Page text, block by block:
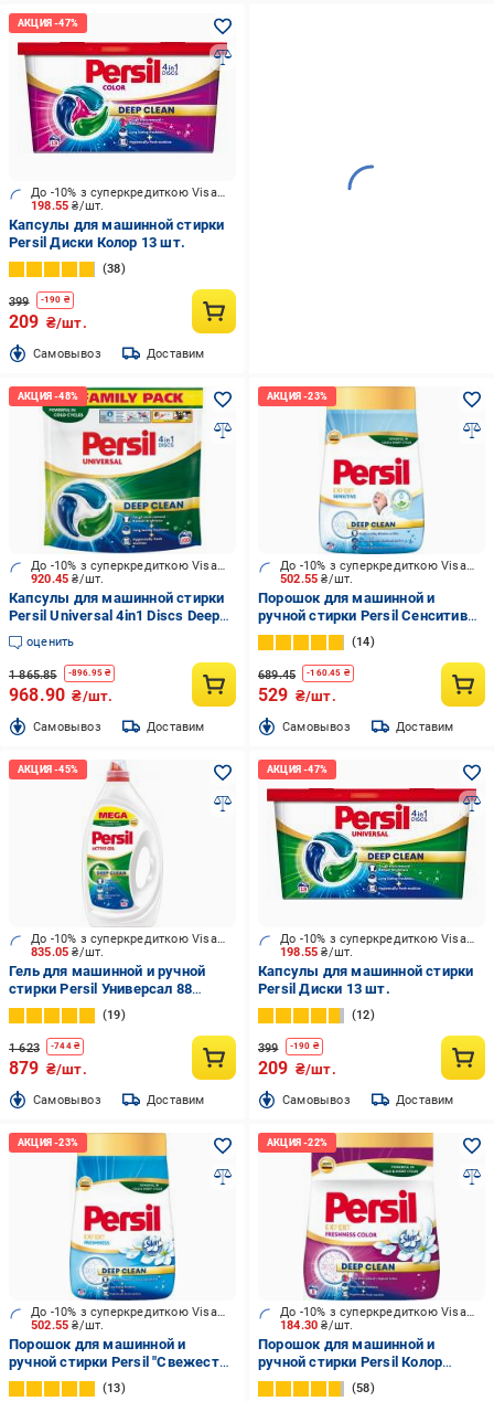
198.55₴/шт.
До -10% з суперкредиткою Visa Вигода
Капсулы для машинной стирки
Persil Диски Колор 13 шт.
38
399 -190 ₴
209 ₴/шт.
Cамовывоз Доставим
920.45₴/шт.
До -10% з суперкредиткою Visa Вигода
Капсулы для машинной стирки
Persil Universal 4in1 Discs Deep
Clean 100 шт.
оценить
1 865.85 -896.95 ₴
968.90 ₴/шт.
Cамовывоз Доставим
502.55₴/шт.
До -10% з суперкредиткою Visa Вигода
Порошок для машинной и
ручной стирки Persil Сенситив
4,05 кг
14
689.45 -160.45 ₴
529 ₴/шт.
Cамовывоз Доставим
835.05₴/шт.
До -10% з суперкредиткою Visa Вигода
Гель для машинной и ручной
стирки Persil Универсал 88
циклов стирки 3,96 л
19
1 623 -744₴
879 ₴/шт.
Cамовывоз Доставим
198.55₴/шт.
До -10% з суперкредиткою Visa Вигода
Капсулы для машинной стирки
Persil Диски 13 шт.
12
399 -190 ₴
209 ₴/шт.
Cамовывоз Доставим
502.55₴/шт.
До -10% з суперкредиткою Visa Вигода
Порошок для машинной и
ручной стирки Persil "Свежесть
от Силан" 4,05 кг
13
184.30₴/шт.
До -10% з суперкредиткою Visa Вигода
Порошок для машинной и
ручной стирки Persil Колор
"Свежесть от Силан" 1,2 кг
58